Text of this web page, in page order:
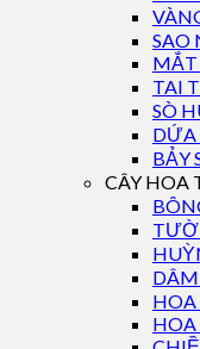
SAO
TAI
SÒ
DỨA
BẢY
CÂY HOA
HOA
HOA